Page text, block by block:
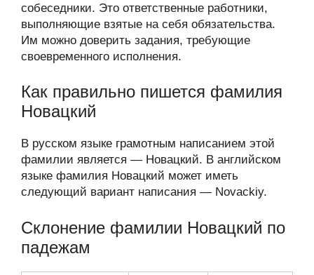
собеседники. Это ответственные работники,
выполняющие взятые на себя обязательства.
Им можно доверить задания, требующие
своевременного исполнения.
Как правильно пишется фамилия
Новацкий
В русском языке грамотным написанием этой
фамилии является — Новацкий. В английском
языке фамилия Новацкий может иметь
следующий вариант написания — Novackiy.
Склонение фамилии Новацкий по
падежам